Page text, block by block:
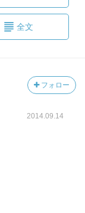
全文
フォロー
2014.09.14